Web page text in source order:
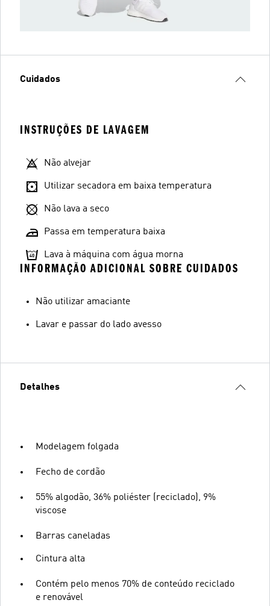
Cuidados
INSTRUÇÕES DE LAVAGEM
Não alvejar
Utilizar secadora em baixa temperatura
Não lava a seco
Passa em temperatura baixa
Lava à máquina com água morna
INFORMAÇÃO ADICIONAL SOBRE CUIDADOS
Não utilizar amaciante
Lavar e passar do lado avesso
Detalhes
Modelagem folgada
Fecho de cordão
55% algodão, 36% poliéster (reciclado), 9%
viscose
Barras caneladas
Cintura alta
Contém pelo menos 70% de conteúdo reciclado
e renovável